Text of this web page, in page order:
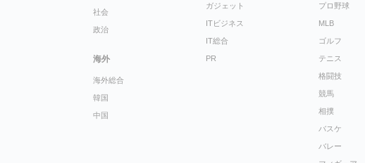
社会
政治
海外
海外総合
韓国
中国
ガジェット
ITビジネス
IT総合
PR
プロ野球
MLB
ゴルフ
テニス
格闘技
競馬
相撲
バスケ
バレー